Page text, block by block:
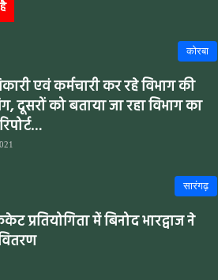
कोरबा
एवं कर्मचारी कर रहे विभाग की
दूसरों को बताया जा रहा विभाग का
सारंगढ़
प्रतियोगिता में बिनोद भारद्वाज ने